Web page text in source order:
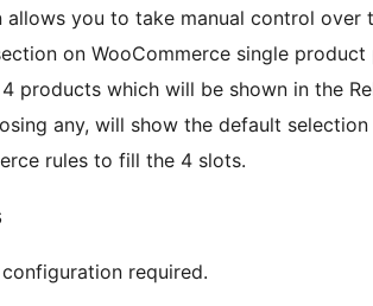
allows you to take manual control
on WooCommerce single
products which will be shown in the
any, will show the default
rules to fill the 4 slots.
required.